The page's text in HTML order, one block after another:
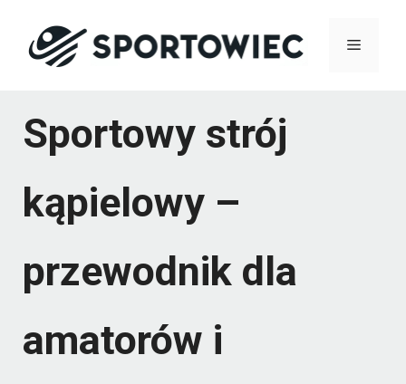
Menu
Sportowy strój
kąpielowy –
przewodnik dla
amatorów i